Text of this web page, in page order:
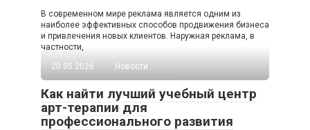
В современном мире реклама является одним из
наиболее эффективных способов продвижения бизнеса
и привлечения новых клиентов. Наружная реклама, в
частности,
20.05.2026
Новости
Как найти лучший учебный центр
арт-терапии для
профессионального развития